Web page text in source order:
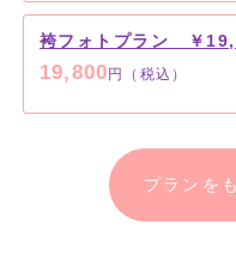
袴フォトプラン ￥
19,800円（税込）
プランを